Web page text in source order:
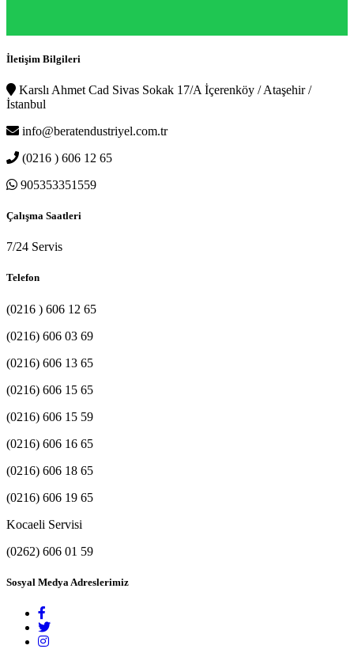
İletişim Bilgileri
Karslı Ahmet Cad Sivas Sokak 17/A İçerenköy / Ataşehir /
İstanbul
info@beratendustriyel.com.tr
(0216 ) 606 12 65
905353351559
Çalışma Saatleri
7/24 Servis
Telefon
(0216 ) 606 12 65
(0216) 606 03 69
(0216) 606 13 65
(0216) 606 15 65
(0216) 606 15 59
(0216) 606 16 65
(0216) 606 18 65
(0216) 606 19 65
Kocaeli Servisi
(0262) 606 01 59
Sosyal Medya Adreslerimiz